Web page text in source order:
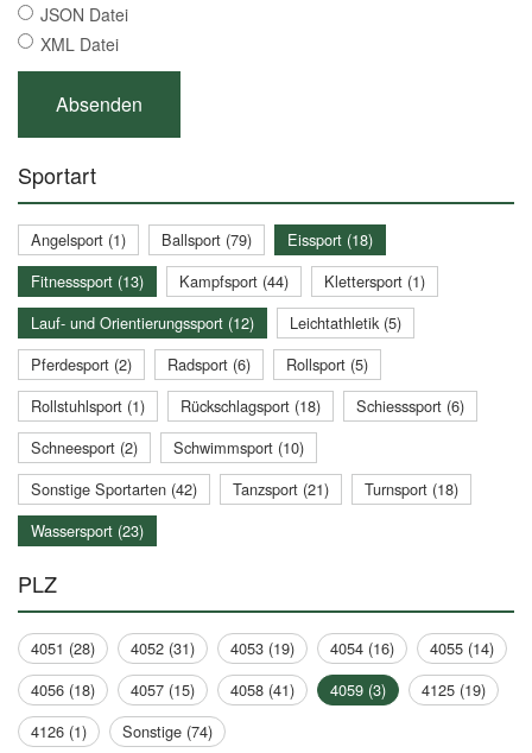
JSON Datei
XML Datei
Sportart
Angelsport (1) Ballsport (79)
Eissport (18)
Fitnesssport (13)
Kampfsport (44)
Klettersport (1)
Lauf- und Orientierungssport (12)
Leichtathletik (5)
Pferdesport (2)
Radsport (6)
Rollsport (5)
Rollstuhlsport (1)
Rückschlagsport (18)
Schiesssport (6)
Schneesport (2)
Schwimmsport (10)
Sonstige Sportarten (42)
Tanzsport (21)
Turnsport (18)
Wassersport (23)
PLZ
4051 (28) 4052 (31) 4053 (19) 4054 (16)
4055 (14)
4056 (18)
4057 (15) 4058 (41) 4059 (3)
4125 (19)
4126 (1)
Sonstige (74)